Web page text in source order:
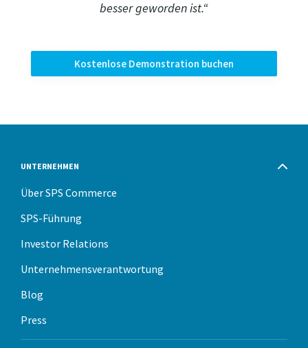
besser geworden ist.“
Kostenlose Demonstration buchen
UNTERNEHMEN
Über SPS Commerce
SPS-Führung
Investor Relations
Unternehmensverantwortung
Blog
Press